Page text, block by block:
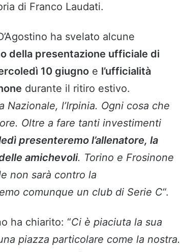
di Franco Laudati.
ha svelato alcune
della presentazione ufficiale di
10 giugno e l’ufficialità
durante il ritiro estivo.
Nazionale, l’Irpinia. Ogni cosa che
Oltre a fare tanti investimenti
presenteremo l’allenatore, la
amichevoli. Torino e Frosinone
non sarà contro la
comunque un club di Serie C“.
ha chiarito: “Ci è piaciuta la sua
piazza particolare come la nostra.